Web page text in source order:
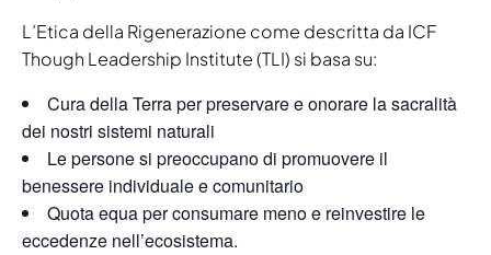
L’Etica della Rigenerazione come descritta da ICF
Though Leadership Institute (TLI) si basa su:
Cura della Terra per preservare e onorare la sacralità
dei nostri sistemi naturali
Le persone si preoccupano di promuovere il
benessere individuale e comunitario
Quota equa per consumare meno e reinvestire le
eccedenze nell’ecosistema.